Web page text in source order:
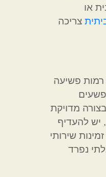
או
צריכה
רמות פשיעה
מדויקת
יש להעדיף
שירותי
נפרד